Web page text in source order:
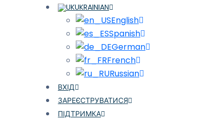
UKRAINIAN
English
Spanish
German
French
Russian
ВХІД
ЗАРЕЄСТРУВАТИСЯ
ПІДТРИМКА